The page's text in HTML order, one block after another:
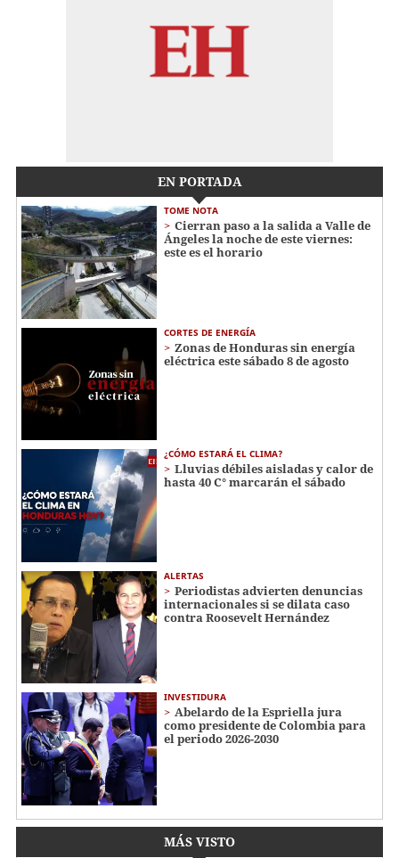
EN PORTADA
TOME NOTA
Cierran paso a la salida a Valle de
Ángeles la noche de este viernes:
este es el horario
CORTES DE ENERGÍA
Zonas de Honduras sin energía
eléctrica este sábado 8 de agosto
¿CÓMO ESTARÁ EL CLIMA?
Lluvias débiles aisladas y calor de
hasta 40 C° marcarán el sábado
ALERTAS
Periodistas advierten denuncias
internacionales si se dilata caso
contra Roosevelt Hernández
INVESTIDURA
Abelardo de la Espriella jura
como presidente de Colombia para
el periodo 2026-2030
MÁS VISTO